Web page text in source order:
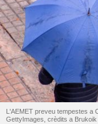
L'AEMET preveu tempestes a
GettyImages, crèdits a Brukoik